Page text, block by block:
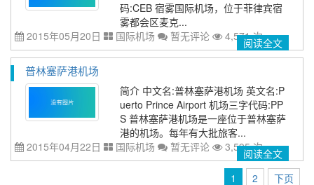
码:CEB 宿雾国际机场，位于菲律宾宿
雾都会区麦克...
2015年05月20日
国际机场 暂无评论 4,571 次阅读全文
普林塞萨港机场
简介 中文名:普林塞萨港机场 英文名:P
uerto Prince Airport 机场三字代码:PP
S 普林塞萨港机场是一座位于普林塞萨
港的机场。每年有大批旅客...
2015年04月22日
国际机场 暂无评论 3,595 次阅读全文
1
2 下页